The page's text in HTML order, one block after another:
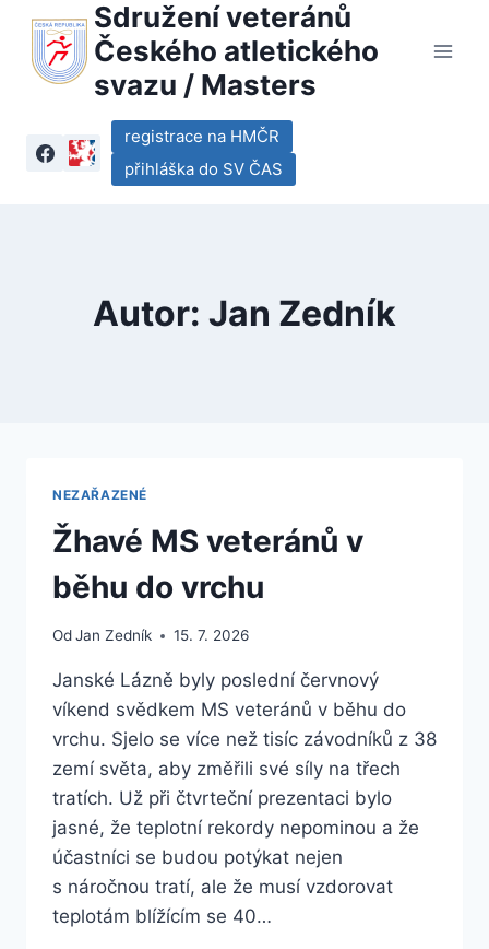
Přeskočit
obsah
Sdružení veteránů
Českého atletického
svazu / Masters
registrace na HMČR
přihláška do SV ČAS
Autor: Jan Zedník
NEZAŘAZENÉ
Žhavé MS veteránů v
běhu do vrchu
OdJan Zedník 15. 7. 2026
Janské Lázně byly poslední červnový
víkend svědkem MS veteránů v běhu do
vrchu. Sjelo se více než tisíc závodníků z 38
zemí světa, aby změřili své síly na třech
tratích. Už při čtvrteční prezentaci bylo
jasné, že teplotní rekordy nepominou a že
účastníci se budou potýkat nejen
s náročnou tratí, ale že musí vzdorovat
teplotám blížícím se 40…